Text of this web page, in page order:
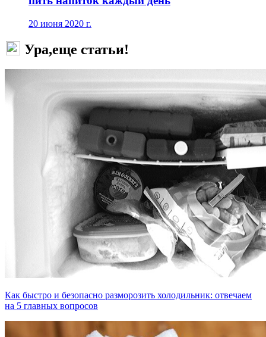
20 июня 2020 г.
Ура,еще статьи!
Как быстро и безопасно разморозить холодильник: отвечаем
на 5 главных вопросов